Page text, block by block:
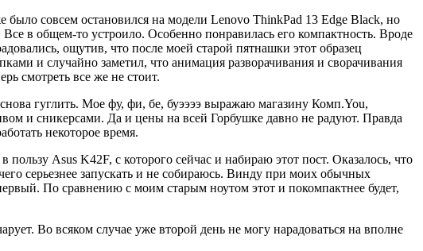
совсем остановился на модели Lenovo ThinkPad 13 Edge Black, но
в общем-то устроило. Особенно понравилась его компактность. Вроде
ощутив, что после моей старой пятнашки этот образец
и случайно заметил, что анимация разворачивания и сворачивания
смотреть все же не стоит.
гуглить. Мое фу, фи, бе, буээээ выражаю магазину Комп.You,
и сникерсами. Да и цены на всей Горбушке давно не радуют. Правда
некоторое время.
Asus K42F, с которого сейчас и набираю этот пост. Оказалось, что
серьезнее запускать и не собираюсь. Винду при моих обычных
По сравнению с моим старым ноутом этот и покомпактнее будет,
Во всяком случае уже второй день не могу нарадоваться на вполне